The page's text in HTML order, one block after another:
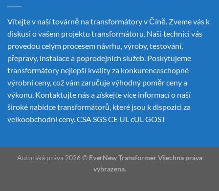
Vítejte v naší továrně na transformátory v Číně. Zveme vás k
diskusi o vašem projektu transformátoru. Naši technici vás
provedou celým procesem návrhu, výroby, testování,
přepravy, instalace a poprodejních služeb. Poskytujeme
transformátory nejlepší kvality za konkurenceschopné
výrobní ceny, což vám zaručuje výhodný poměr ceny a
výkonu. Kontaktujte nás a získejte více informací o naší
široké nabídce transformátorů, které jsou k dispozici za
velkoobchodní ceny. CSA SGS CE UL cUL GOST
Autorská práva 2026 © EverNew Transformer Všechna práva
vyhrazena.